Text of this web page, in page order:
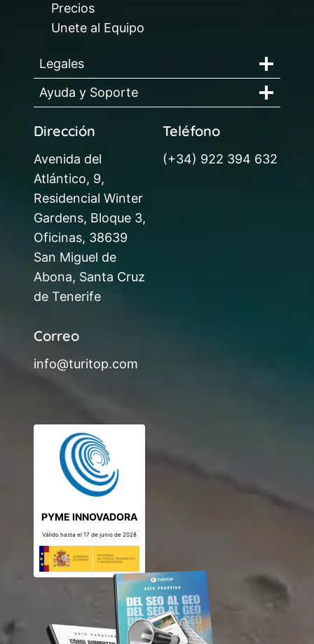
Precios
Unete al Equipo
Legales
Ayuda y Soporte
Dirección
Avenida del
Atlántico, 9,
Residencial Winter
Gardens, Bloque 3,
Oficinas, 38639
San Miguel de
Abona, Santa Cruz
de Tenerife
Teléfono
(+34) 922 394 632
Correo
info@turitop.com
PYME INNOVADORA
Válido hasta el 17 de junio de 2028